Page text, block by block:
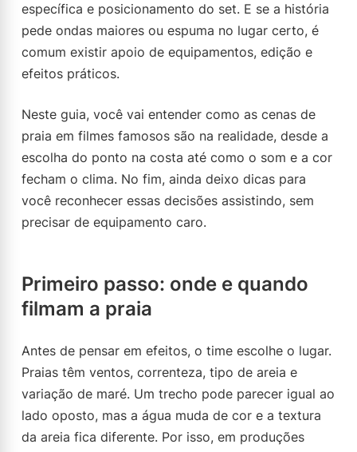
específica e posicionamento do set. E se a história
pede ondas maiores ou espuma no lugar certo, é
comum existir apoio de equipamentos, edição e
efeitos práticos.
Neste guia, você vai entender como as cenas de
praia em filmes famosos são na realidade, desde a
escolha do ponto na costa até como o som e a cor
fecham o clima. No fim, ainda deixo dicas para
você reconhecer essas decisões assistindo, sem
precisar de equipamento caro.
Primeiro passo: onde e quando
filmam a praia
Antes de pensar em efeitos, o time escolhe o lugar.
Praias têm ventos, correnteza, tipo de areia e
variação de maré. Um trecho pode parecer igual ao
lado oposto, mas a água muda de cor e a textura
da areia fica diferente. Por isso, em produções